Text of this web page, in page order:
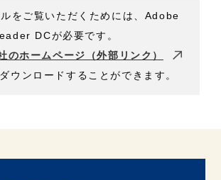
をご覧いただくためには、Adobe
DCが必要です。
ホームページ（外部リンク）
ウンロードすることができます。